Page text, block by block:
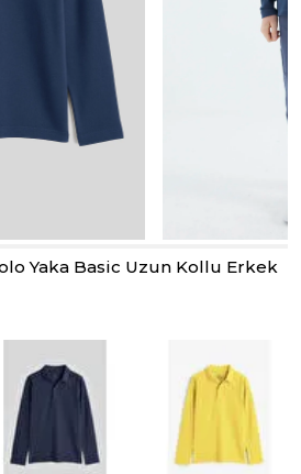
Yaka Basic Uzun Kollu Erkek